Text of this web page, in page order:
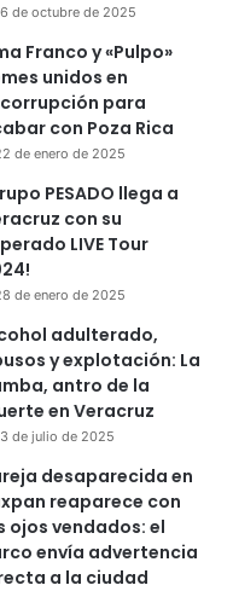
de octubre de 2025
Franco y «Pulpo»
unidos en
para
con Poza Rica
de enero de 2025
PESADO llega a
con su
LIVE Tour
de enero de 2025
adulterado,
y explotación: La
antro de la
en Veracruz
de julio de 2025
desaparecida en
reaparece con
ojos vendados: el
envía advertencia
a la ciudad